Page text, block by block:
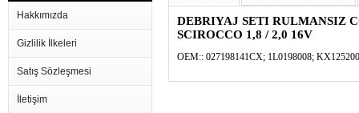
Hakkımızda
Gizlilik İlkeleri
Satış Sözleşmesi
İletişim
DEBRIYAJ SETI RULMANSIZ
SCIROCCO 1,8 / 2,0 16V
OEM:: 027198141CX; 1L0198008;